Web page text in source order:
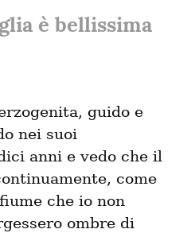
è bellissima
guido e
nei suoi
anni e vedo che il
come
che io non
ombre di